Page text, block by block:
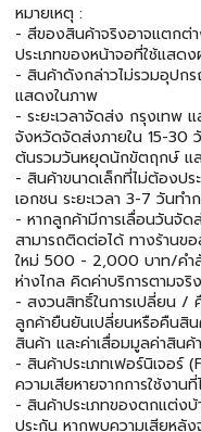
หมายเหตุ :
- สีของสินค้าจริงอาจแตกต่
ประเภทของหน้าจอที่ใช้แสด
- สินค้าดังกล่าวไม่รวมอุปก
แสดงในภาพ
- ระยะเวลาจัดส่ง กรุงเทพ
จังหวัดจัดส่งภายใน 15-30
ต้นรวมวันหยุดนักขัตฤกษ์ แล
- สินค้าขนาดเล็กที่ไม่ต้องป
เอกชน ระยะเวลา 3-7 วันทำ
- หากลูกค้ามีการเลื่อนวันจัด
สามารถติดต่อได้ ทางร้านข
ใหม่ 500 - 2,000 บาท/คำ
ห่างไกล คิดค่าบริการตามจริง
- สงวนสิทธิ์ในการเปลี่ยน /
ลูกค้ายืนยันเปลี่ยนหรือคืนสิ
สินค้า และค่าเสื่อมมูลค่าสิน
- สินค้าประเภทเฟอร์นิเจอร์
ความเสียหายจากการใช้งาน
- สินค้าประเภทของตกแต่ง
ประกัน หากพบความเสียหลั